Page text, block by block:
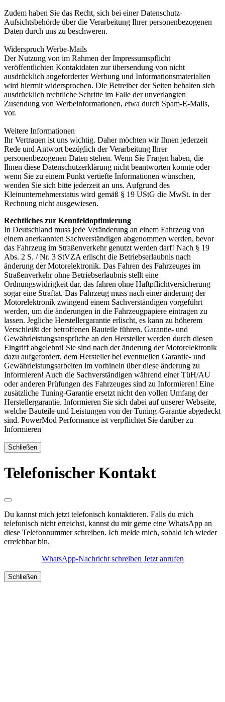
Zudem haben Sie das Recht, sich bei einer Datenschutz-
Aufsichtsbehörde über die Verarbeitung Ihrer personenbezogenen
Daten durch uns zu beschweren.
Widerspruch Werbe-Mails
Der Nutzung von im Rahmen der Impressumspflicht
veröffentlichten Kontaktdaten zur übersendung von nicht
ausdrücklich angeforderter Werbung und Informationsmaterialien
wird hiermit widersprochen. Die Betreiber der Seiten behalten sich
ausdrücklich rechtliche Schritte im Falle der unverlangten
Zusendung von Werbeinformationen, etwa durch Spam-E-Mails,
vor.
Weitere Informationen
Ihr Vertrauen ist uns wichtig. Daher möchten wir Ihnen jederzeit
Rede und Antwort bezüglich der Verarbeitung Ihrer
personenbezogenen Daten stehen. Wenn Sie Fragen haben, die
Ihnen diese Datenschutzerklärung nicht beantworten konnte oder
wenn Sie zu einem Punkt vertiefte Informationen wünschen,
wenden Sie sich bitte jederzeit an uns. Aufgrund des
Kleinunternehmerstatus wird gemäß § 19 UStG die MwSt. in der
Rechnung nicht ausgewiesen.
Rechtliches zur Kennfeldoptimierung
In Deutschland muss jede Veränderung an einem Fahrzeug von
einem anerkannten Sachverständigen abgenommen werden, bevor
das Fahrzeug im Straßenverkehr genutzt werden darf! Nach § 19
Abs. 2 S. / Nr. 3 StVZA erlischt die Betriebserlaubnis nach
änderung der Motorelektronik. Das Fahren des Fahrzeuges im
Straßenverkehr ohne Betriebserlaubnis stellt eine
Ordnungswidrigkeit dar, das fahren ohne Haftpflichtversicherung
sogar eine Straftat. Das Fahrzeug muss nach einer änderung der
Motorelektronik zwingend einem Sachverständigen vorgeführt
werden, um die änderungen in die Fahrzeugpapiere eintragen zu
lassen. Jegliche Herstellergarantie erlischt, es kann zu höherem
Verschleißt der betroffenen Bauteile führen. Garantie- und
Gewährleistungsansprüche an den Hersteller werden durch diesen
Eingriff abgelehnt! Sie sind nach der änderung der Motorelektronik
dazu aufgefordert, dem Hersteller bei eventuellen Garantie- und
Gewährleistungsarbeiten im vorhinein über diese änderung zu
Informieren! Auch die Sachverständigen während einer TüH/AU
oder anderen Prüfungen des Fahrzeuges sind zu Informieren! Eine
zusätzliche Tuning-Garantie ersetzt nicht den vollen Umfang der
Herstellergarantie. Informieren Sie sich dabei auf unserer Webseite,
welche Bauteile und Leistungen von der Tuning-Garantie abgedeckt
sind. PowerMod Performance ist verpflichtet Sie darüber zu
Informieren
Schließen
Telefonischer Kontakt
Du kannst mich jetzt telefonisch kontaktieren. Falls du mich
telefonisch nicht erreichst, kannst du mir gerne eine WhatsApp an
diese Telefonnummer schreiben. Ich melde mich, sobald ich wieder
erreichbar bin.
WhatsApp-Nachricht schreiben Jetzt anrufen
Schließen